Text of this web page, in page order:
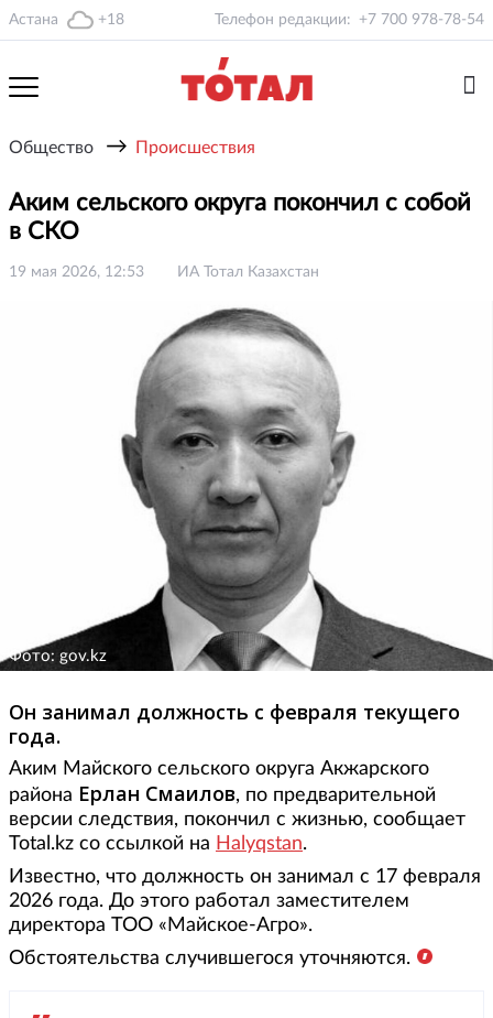
Астана +18 Телефон редакции: +7 700 978-78-54
Общество → Происшествия
Аким сельского округа покончил с собой
в СКО
19 мая 2026, 12:53 ИА Тотал Казахстан
Фото: gov.kz
Он занимал должность с февраля текущего
года.
Аким Майского сельского округа Акжарского
района Ерлан Смаилов, по предварительной
версии следствия, покончил с жизнью, сообщает
Total.kz со ссылкой на Halyqstan.
Известно, что должность он занимал с 17 февраля
2026 года. До этого работал заместителем
директора ТОО «Майское-Агро».
Обстоятельства случившегося уточняются.